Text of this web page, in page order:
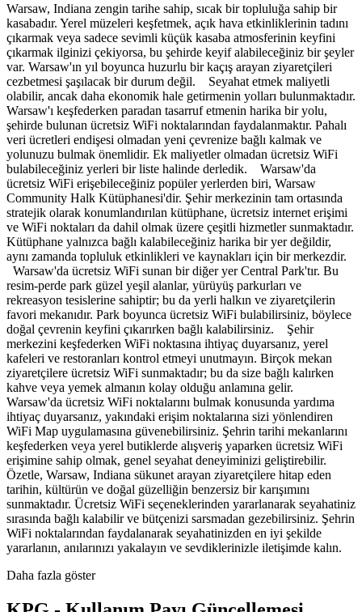
Warsaw, Indiana zengin tarihe sahip, sıcak bir topluluğa sahip bir
kasabadır. Yerel müzeleri keşfetmek, açık hava etkinliklerinin tadını
çıkarmak veya sadece sevimli küçük kasaba atmosferinin keyfini
çıkarmak ilginizi çekiyorsa, bu şehirde keyif alabileceğiniz bir şeyler
var. Warsaw'ın yıl boyunca huzurlu bir kaçış arayan ziyaretçileri
cezbetmesi şaşılacak bir durum değil. Seyahat etmek maliyetli
olabilir, ancak daha ekonomik hale getirmenin yolları bulunmaktadır.
Warsaw'ı keşfederken paradan tasarruf etmenin harika bir yolu,
şehirde bulunan ücretsiz WiFi noktalarından faydalanmaktır. Pahalı
veri ücretleri endişesi olmadan yeni çevrenize bağlı kalmak ve
yolunuzu bulmak önemlidir. Ek maliyetler olmadan ücretsiz WiFi
bulabileceğiniz yerleri bir liste halinde derledik. Warsaw'da
ücretsiz WiFi erişebileceğiniz popüler yerlerden biri, Warsaw
Community Halk Kütüphanesi'dir. Şehir merkezinin tam ortasında
stratejik olarak konumlandırılan kütüphane, ücretsiz internet erişimi
ve WiFi noktaları da dahil olmak üzere çeşitli hizmetler sunmaktadır.
Kütüphane yalnızca bağlı kalabileceğiniz harika bir yer değildir,
aynı zamanda topluluk etkinlikleri ve kaynakları için bir merkezdir.
Warsaw'da ücretsiz WiFi sunan bir diğer yer Central Park'tır. Bu
resim-perde park güzel yeşil alanlar, yürüyüş parkurları ve
rekreasyon tesislerine sahiptir; bu da yerli halkın ve ziyaretçilerin
favori mekanıdır. Park boyunca ücretsiz WiFi bulabilirsiniz, böylece
doğal çevrenin keyfini çıkarırken bağlı kalabilirsiniz. Şehir
merkezini keşfederken WiFi noktasına ihtiyaç duyarsanız, yerel
kafeleri ve restoranları kontrol etmeyi unutmayın. Birçok mekan
ziyaretçilere ücretsiz WiFi sunmaktadır; bu da size bağlı kalırken
kahve veya yemek almanın kolay olduğu anlamına gelir.
Warsaw'da ücretsiz WiFi noktalarını bulmak konusunda yardıma
ihtiyaç duyarsanız, yakındaki erişim noktalarına sizi yönlendiren
WiFi Map uygulamasına güvenebilirsiniz. Şehrin tarihi mekanlarını
keşfederken veya yerel butiklerde alışveriş yaparken ücretsiz WiFi
erişimine sahip olmak, genel seyahat deneyiminizi geliştirebilir.
Özetle, Warsaw, Indiana sükunet arayan ziyaretçilere hitap eden
tarihin, kültürün ve doğal güzelliğin benzersiz bir karışımını
sunmaktadır. Ücretsiz WiFi seçeneklerinden yararlanarak seyahatiniz
sırasında bağlı kalabilir ve bütçenizi sarsmadan gezebilirsiniz. Şehrin
WiFi noktalarından faydalanarak seyahatinizden en iyi şekilde
yararlanın, anılarınızı yakalayın ve sevdiklerinizle iletişimde kalın.
Daha fazla göster